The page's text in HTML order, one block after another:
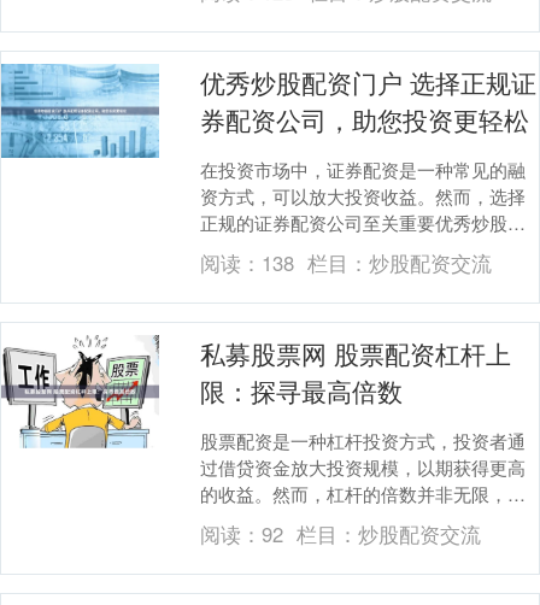
优秀炒股配资门户 选择正规证
券配资公司，助您投资更轻松
在投资市场中，证券配资是一种常见的融
资方式，可以放大投资收益。然而，选择
正规的证券配资公司至关重要优秀炒股配
资门户，以确保投资安全和收益稳定。 互
联网股票配资网....
阅读： 138 栏目： 炒股配资交流
私募股票网 股票配资杠杆上
限：探寻最高倍数
股票配资是一种杠杆投资方式，投资者通
过借贷资金放大投资规模，以期获得更高
的收益。然而，杠杆的倍数并非无限，存
在着一定的上限。 * **资金门槛：**一般来
说，配....
阅读：92 栏目： 炒股配资交流